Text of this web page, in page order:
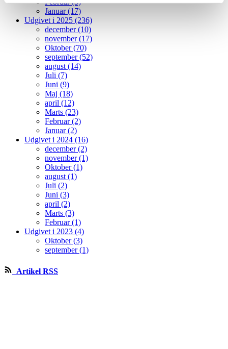
Februar (3)
Januar (17)
Udgivet i 2025 (236)
december (10)
november (17)
Oktober (70)
september (52)
august (14)
Juli (7)
Juni (9)
Maj (18)
april (12)
Marts (23)
Februar (2)
Januar (2)
Udgivet i 2024 (16)
december (2)
november (1)
Oktober (1)
august (1)
Juli (2)
Juni (3)
april (2)
Marts (3)
Februar (1)
Udgivet i 2023 (4)
Oktober (3)
september (1)
Artikel RSS